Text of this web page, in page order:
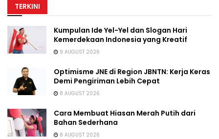
TERKINI
Kumpulan Ide Yel-Yel dan Slogan Hari
Kemerdekaan Indonesia yang Kreatif
9 AUGUST 2026
Optimisme JNE di Region JBNTN: Kerja Keras
Demi Pengiriman Lebih Cepat
8 AUGUST 2026
Cara Membuat Hiasan Merah Putih dari
Bahan Sederhana
8 AUGUST 2026